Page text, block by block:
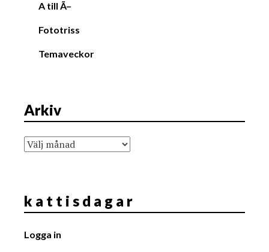
A till Ã–
Fototriss
Temaveckor
Arkiv
Arkiv
k a t t i s d a g a r
Logga in